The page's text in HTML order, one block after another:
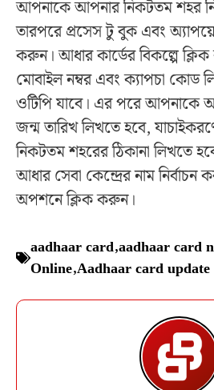
আপনাকে আপনার নিকটতম শহর
তারপরে প্রসেস টু বুক এবং
করুন। আধার কার্ডের বিকল্পে
মোবাইল নম্বর এবং ক্যাপচা কোড
ওটিপি যাবে। এর পরে আপনাকে
জন্ম তারিখ লিখতে হবে,
নিকটতম শহরের ঠিকানা লিখতে
আধার সেবা কেন্দ্রের নাম
অপশনে ক্লিক করুন।
aadhaar card,aadhaar card
Online,Aadhaar card update